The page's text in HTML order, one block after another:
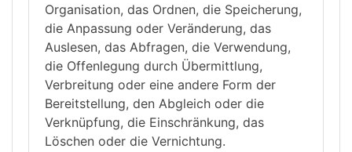
Organisation, das Ordnen, die Speicherung,
die Anpassung oder Veränderung, das
Auslesen, das Abfragen, die Verwendung,
die Offenlegung durch Übermittlung,
Verbreitung oder eine andere Form der
Bereitstellung, den Abgleich oder die
Verknüpfung, die Einschränkung, das
Löschen oder die Vernichtung.